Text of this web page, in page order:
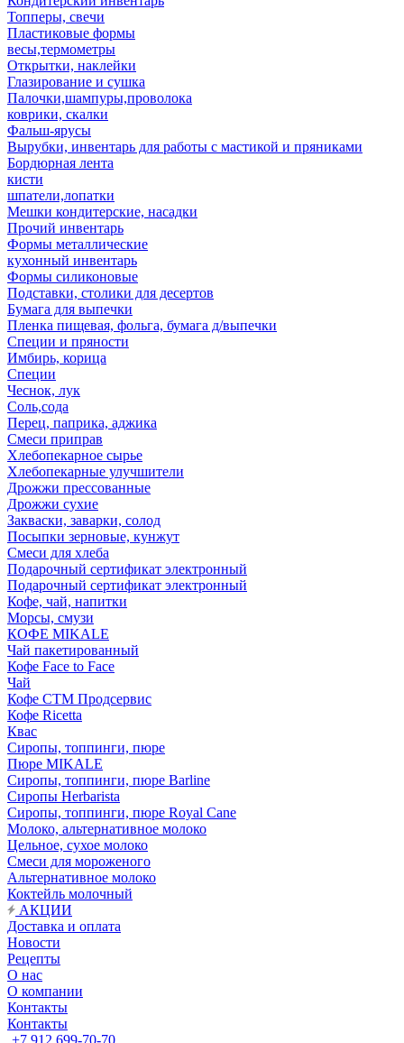
Топперы, свечи
Пластиковые формы
весы,термометры
Открытки, наклейки
Глазирование и сушка
Палочки,шампуры,проволока
коврики, скалки
Фальш-ярусы
Вырубки, инвентарь для работы с мастикой и пряниками
Бордюрная лента
кисти
шпатели,лопатки
Мешки кондитерские, насадки
Прочий инвентарь
Формы металлические
кухонный инвентарь
Формы силиконовые
Подставки, столики для десертов
Бумага для выпечки
Пленка пищевая, фольга, бумага д/выпечки
Специи и пряности
Имбирь, корица
Специи
Чеснок, лук
Соль,сода
Перец, паприка, аджика
Смеси приправ
Хлебопекарное сырье
Хлебопекарные улучшители
Дрожжи прессованные
Дрожжи сухие
Закваски, заварки, солод
Посыпки зерновые, кунжут
Смеси для хлеба
Подарочный сертификат электронный
Подарочный сертификат электронный
Кофе, чай, напитки
Морсы, смузи
КОФЕ MIKALE
Чай пакетированный
Кофе Face to Face
Чай
Кофе СТМ Продсервис
Кофе Ricetta
Квас
Сиропы, топпинги, пюре
Пюре MIKALE
Сиропы, топпинги, пюре Barline
Сиропы Herbarista
Сиропы, топпинги, пюре Royal Cane
Молоко, альтернативное молоко
Цельное, сухое молоко
Смеси для мороженого
Альтернативное молоко
Коктейль молочный
АКЦИИ
Доставка и оплата
Новости
Рецепты
О нас
О компании
Контакты
Контакты
+7 912 699-70-70